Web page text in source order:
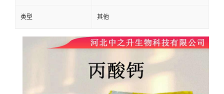
类型 其他